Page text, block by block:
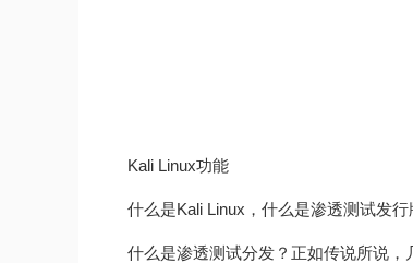
Kali Linux功能
什么是Kali Linux，什么是渗透测试发行
什么是渗透测试分发？正如传说所说